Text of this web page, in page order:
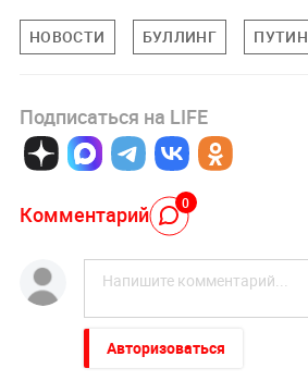
НОВОСТИ БУЛЛИНГ ПУТИН
Подписаться на LIFE
Комментарий 0
Авторизоваться